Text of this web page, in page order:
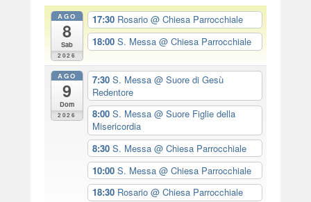
AGO
8
Sab
2026
17:30 Rosario @ Chiesa Parrocchiale
18:00 S. Messa @ Chiesa Parrocchiale
AGO
9
Dom
2026
7:30 S. Messa @ Suore di Gesù
Redentore
8:00 S. Messa @ Suore Figlie della
Misericordia
8:30 S. Messa @ Chiesa Parrocchiale
10:00 S. Messa @ Chiesa Parrocchiale
18:30 Rosario @ Chiesa Parrocchiale